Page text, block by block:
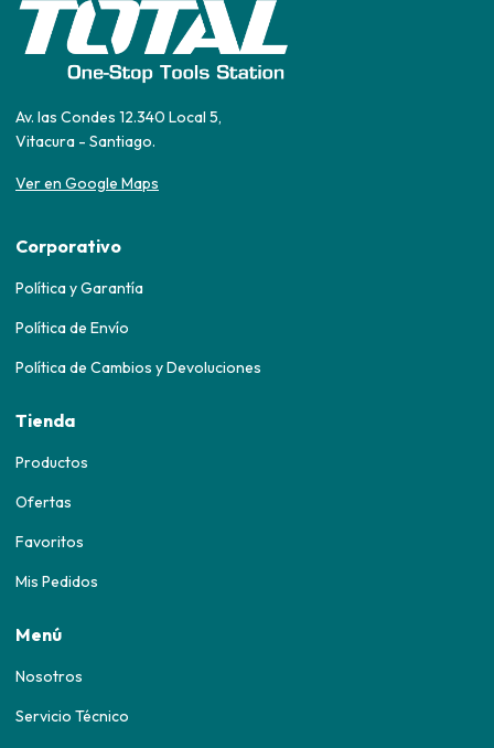
Av. las Condes 12.340 Local 5,
Vitacura - Santiago.
Ver en Google Maps
Corporativo
Política y Garantía
Política de Envío
Política de Cambios y Devoluciones
Tienda
Productos
Ofertas
Favoritos
Mis Pedidos
Menú
Nosotros
Servicio Técnico